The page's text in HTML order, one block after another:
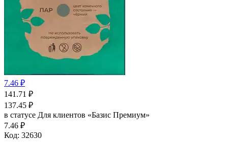
7.46 ₽
141.71 ₽
137.45 ₽
в статусе Для клиентов «Базис Премиум»
7.46 ₽
Код: 32630